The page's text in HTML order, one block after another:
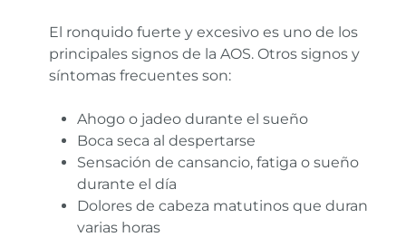
El ronquido fuerte y excesivo es uno de los
principales signos de la AOS. Otros signos y
síntomas frecuentes son:
Ahogo o jadeo durante el sueño
Boca seca al despertarse
Sensación de cansancio, fatiga o sueño
durante el día
Dolores de cabeza matutinos que duran
varias horas